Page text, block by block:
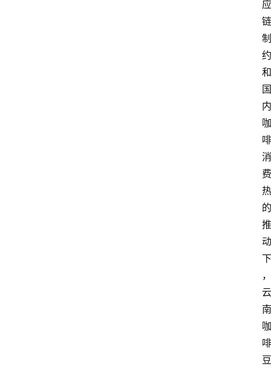
应
链
制
约
和
国
内
咖
啡
消
费
热
的
推
动
下
，
云
南
咖
啡
豆